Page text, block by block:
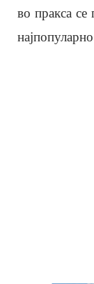
во пракса се